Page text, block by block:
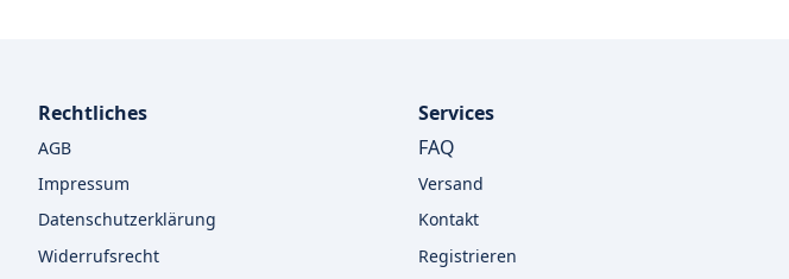
Rechtliches
AGB
Impressum
Datenschutzerklärung
Widerrufsrecht
Services
FAQ
Versand
Kontakt
Registrieren